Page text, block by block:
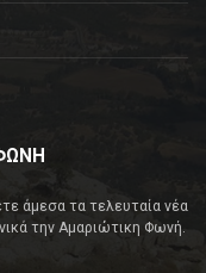
άμεσα τα τελευταία νέα
την Αμαριώτικη Φωνή.